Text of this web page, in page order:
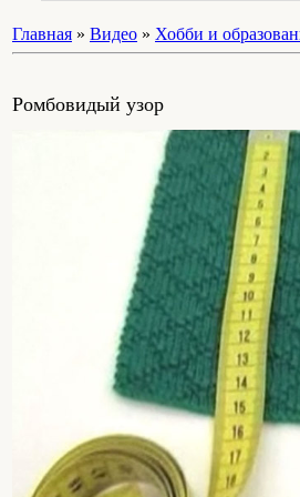
Главная » Видео » Хобби и
Ромбовидый узор